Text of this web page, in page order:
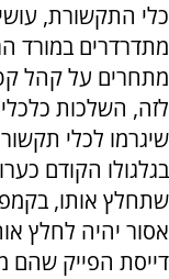
כלי התקשורת,
מתדרדרים במורד
מתחרים על קהל
לזה, השלכות
שתחלץ אותו,
אסור יהיה לחלץ
דייסת הפייק שהם